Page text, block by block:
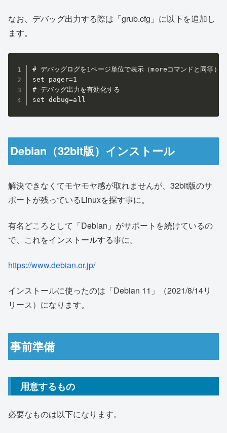
なお、デバッグ出力する際は「grub.cfg」に以下を追加し
ます。
# デバッグログを1ページ単位で表示（moreコマンドと同等）
set pager=1
# デバッグ出力を有効化する
set debug=all
Debian（32bit版）インストール
解決できなくてモヤモヤ感が取れませんが、32bit版のサ
ポートが残っているLinuxを探す事に。
有名どころとして「Debian」がサポートを続けているの
で、これをインストールする事に。
https://www.debian.or.jp/
インストールに使ったのは「Debian 11」（2021/8/14リ
リース）になります。
事前準備
用意するもの
必要なものは以下になります。